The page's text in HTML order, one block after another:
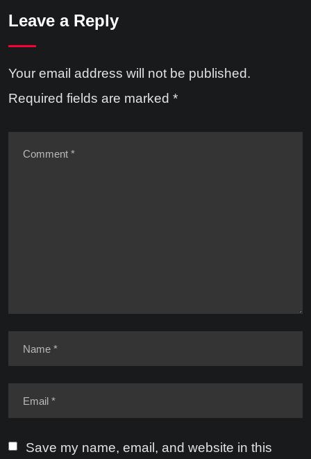
Leave a Reply
Your email address will not be published.
Required fields are marked *
Save my name, email, and website in this